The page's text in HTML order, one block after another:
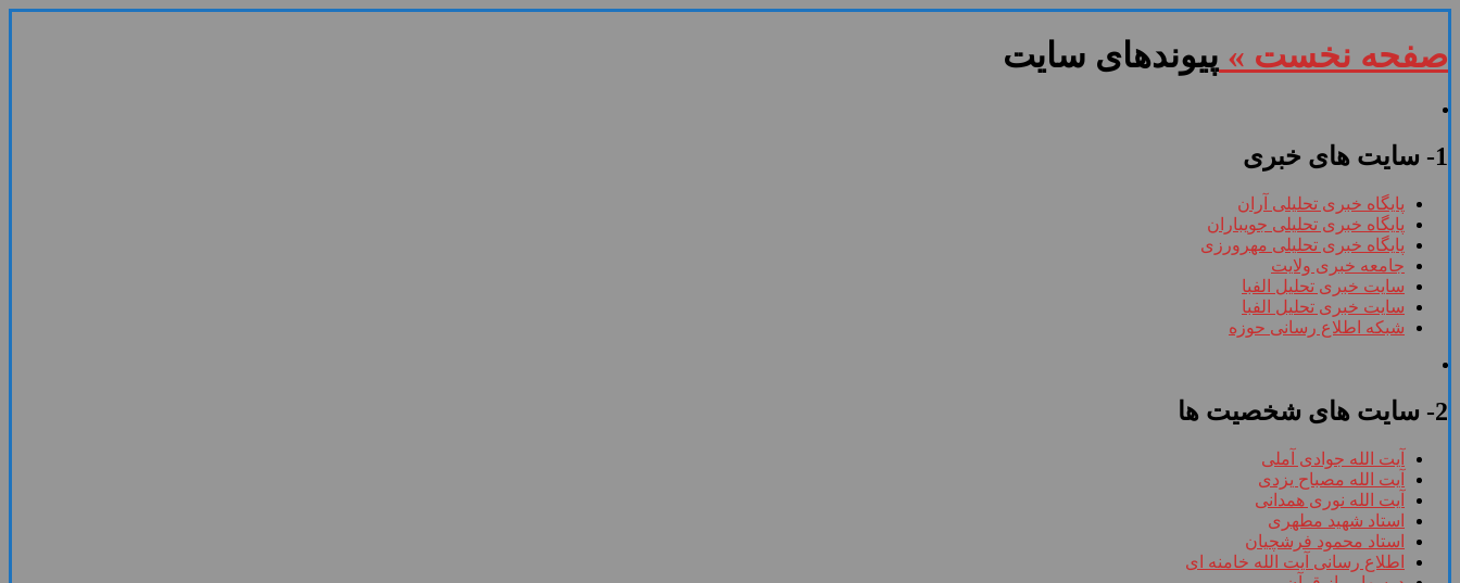
صفحه نخست » پیوندهای سایت
1- سایت های خبری
پایگاه خبری تحلیلی آران
پایگاه خبری تحلیلی جویباران
پایگاه خبری تحلیلی مهرورزی
جامعه خبری ولایت
سایت خبری تحلیل الفبا
سایت خبری تحلیل الفبا
شبکه اطلاع رسانی حوزه
2- سایت های شخصیت ها
آیت الله جوادی آملی
آیت الله مصباح یزدی
آیت الله نوری همدانی
استاد شهید مطهری
استاد محمود فرشچیان
اطلاع رسانی آیت الله خامنه ای